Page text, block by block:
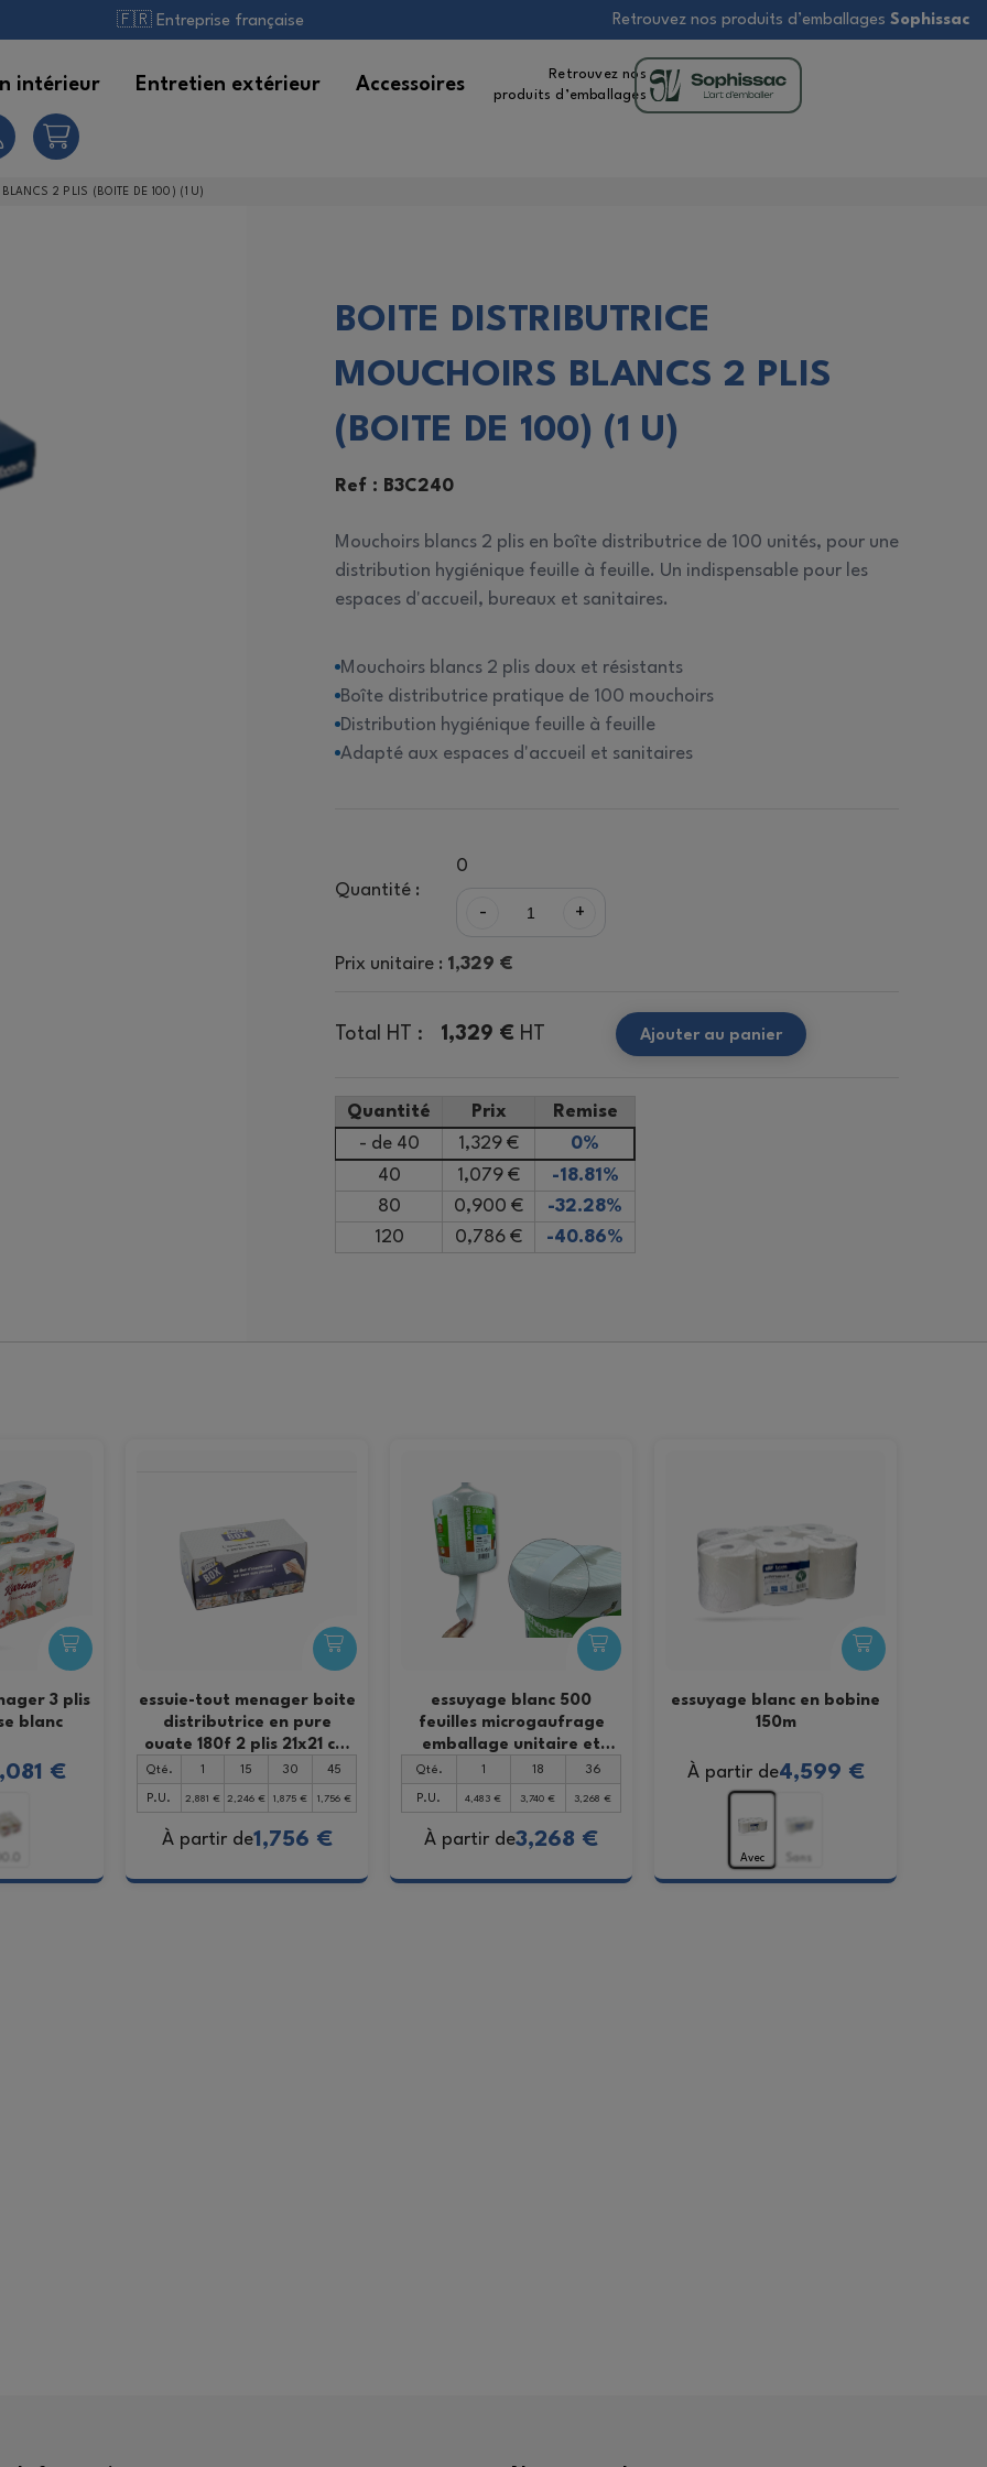
🇫🇷 Entreprise française Retrouvez nos produits d’emballages Sophissac
intérieur Entretien extérieur Accessoires
et Brosses
Retrouvez nos
produits d’emballages
BLANCS 2 PLIS (BOITE DE 100) (1 U)
BOITE DISTRIBUTRICE
MOUCHOIRS BLANCS 2 PLIS
(BOITE DE 100) (1 U)
Ref : B3C240
Mouchoirs blancs 2 plis en boîte distributrice de 100 unités, pour une
distribution hygiénique feuille à feuille. Un indispensable pour les
espaces d'accueil, bureaux et sanitaires.
Mouchoirs blancs 2 plis doux et résistants
Boîte distributrice pratique de 100 mouchoirs
Distribution hygiénique feuille à feuille
Adapté aux espaces d'accueil et sanitaires
Quantité :
0
- +
Prix unitaire : 1,329 €
Total HT : 1,329 € HT Ajouter au panier
Quantité Prix
Remise
- de 40
1,329 €
0%
40
1,079 €
-18.81%
80
0,900 €
-32.28%
120
0,786 € -40.86%
3 plis
blanc
€
essuie-tout menager boite
distributrice en pure
ouate 180f 2 plis 21x21 cm
(1 u)
Qté. 1 15 30 45
P.U. 2,881 € 2,246 € 1,875 € 1,756 €
À partir de1,756 €
essuyage blanc 500
feuilles microgaufrage
emballage unitaire et
anse (6 u)
Qté. 1 18 36
P.U. 4,483 € 3,740 € 3,268 €
À partir de3,268 €
essuyage blanc en bobine
150m
À partir de4,599 €
Avec Sans